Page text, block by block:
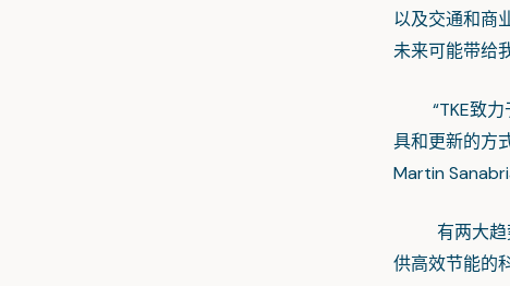
以及交通和商
未来可能带给
“TKE致力于
具和更新的方
Martin
有两大趋势
供高效节能的